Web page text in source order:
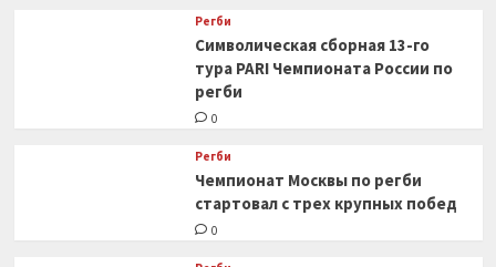
Регби
Символическая сборная 13-го
тура PARI Чемпионата России по
регби
0
Регби
Чемпионат Москвы по регби
стартовал с трех крупных побед
0